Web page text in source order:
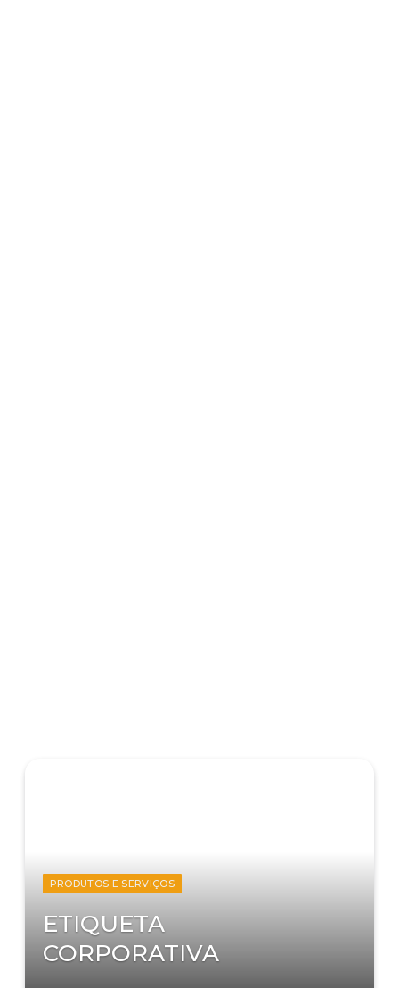
PRODUTOS E SERVIÇOS
ETIQUETA
CORPORATIVA